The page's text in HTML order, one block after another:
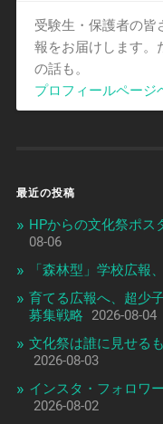
受験生・保護者の皆
報をお届けします。
の話も。
プロフィールページ
最近の投稿
HPからの文化祭ポス
08-06
「森林型」学校広報
育てる広報へ、超少
募集戦略
2026-08-04
文化祭は誰に見せる
2026-08-03
インスタ・フォロワ
2026-08-02